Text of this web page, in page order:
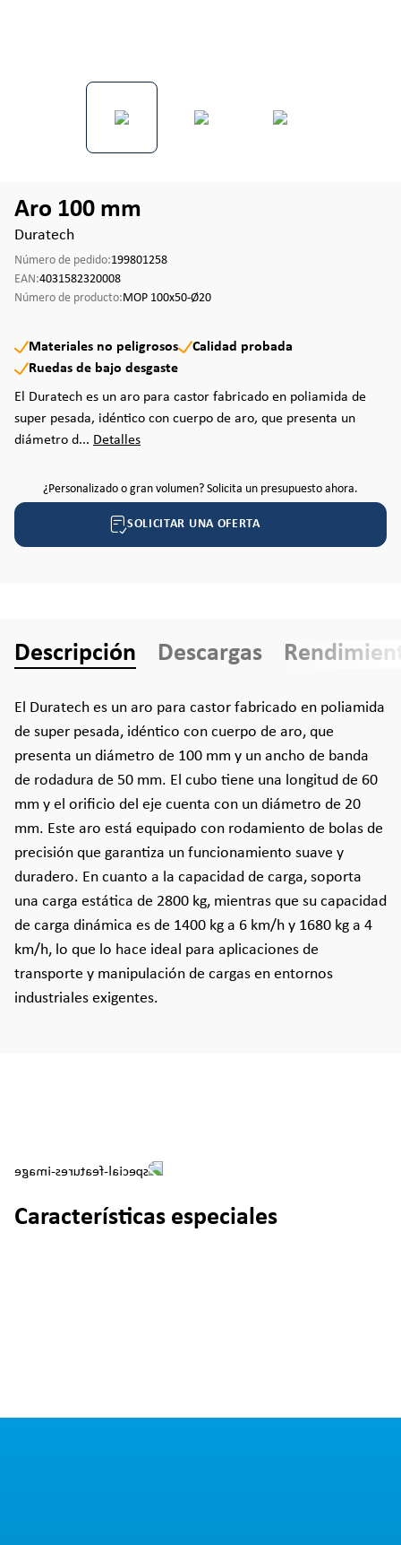
Aro 100 mm
Duratech
Número de pedido:199801258
EAN:4031582320008
Número de producto:MOP 100x50-Ø20
Materiales no peligrosos
Calidad probada
Ruedas de bajo desgaste
El Duratech es un aro para castor fabricado en poliamida de
super pesada, idéntico con cuerpo de aro, que presenta un
diámetro d... Detalles
¿Personalizado o gran volumen? Solicita un presupuesto ahora.
SOLICITAR UNA OFERTA
Descripción Descargas
El Duratech es un aro para castor fabricado en poliamida
de super pesada, idéntico con cuerpo de aro, que
presenta un diámetro de 100 mm y un ancho de banda
de rodadura de 50 mm. El cubo tiene una longitud de 60
mm y el orificio del eje cuenta con un diámetro de 20
mm. Este aro está equipado con rodamiento de bolas de
precisión que garantiza un funcionamiento suave y
duradero. En cuanto a la capacidad de carga, soporta
una carga estática de 2800 kg, mientras que su capacidad
de carga dinámica es de 1400 kg a 6 km/h y 1680 kg a 4
km/h, lo que lo hace ideal para aplicaciones de
transporte y manipulación de cargas en entornos
industriales exigentes.
Características especiales